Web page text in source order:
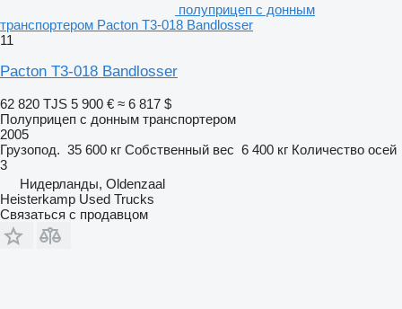
полуприцеп с донным
транспортером Pacton T3-018 Bandlosser
11
Pacton T3-018 Bandlosser
62 820 TJS 5 900 € ≈ 6 817 $
Полуприцеп с донным транспортером
2005
Грузопод. 35 600 кг Собственный вес 6 400 кг Количество осей
3
Нидерланды, Oldenzaal
Heisterkamp Used Trucks
Связаться с продавцом